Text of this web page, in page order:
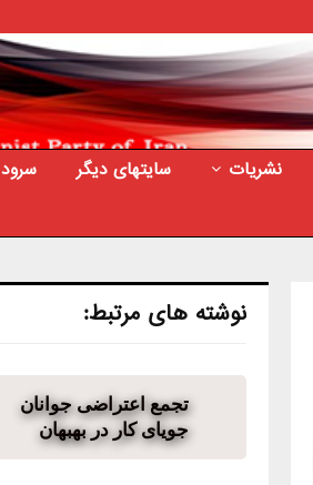
نشریات سایتهای دیگر سرود
نوشته های مرتبط:
تجمع اعتراضی جوانان
جویای کار در بهبهان